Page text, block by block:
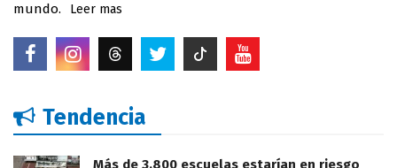
mundo.
Leer mas
Tendencia